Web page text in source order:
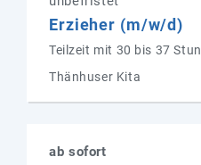
Erzieher (m/w/d)
Teilzeit mit 30 bis 37
Thänhuser Kita
ab sofort